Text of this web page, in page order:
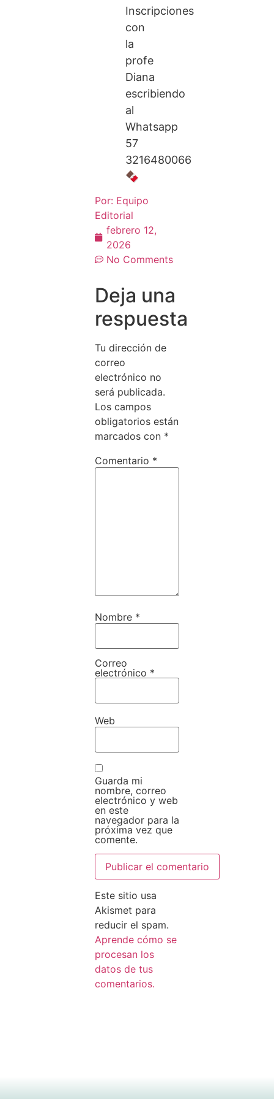
Inscripciones
con
la
profe
Diana
escribiendo
al
Whatsapp
57
3216480066
🍫
Por: Equipo
Editorial
febrero 12,
2026
No Comments
Deja una
respuesta
Tu dirección de
correo
electrónico no
será publicada.
Los campos
obligatorios están
marcados con *
Comentario *
Nombre *
Correo
electrónico *
Web
Guarda mi
nombre, correo
electrónico y web
en este
navegador para la
próxima vez que
comente.
Este sitio usa
Akismet para
reducir el spam.
Aprende cómo se
procesan los
datos de tus
comentarios.